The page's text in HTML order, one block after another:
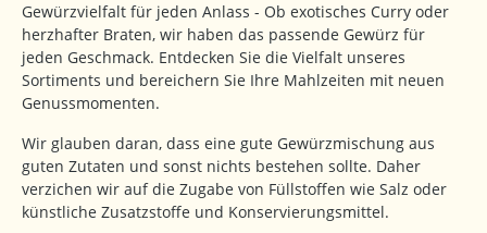
Gewürzvielfalt für jeden Anlass - Ob exotisches Curry oder
herzhafter Braten, wir haben das passende Gewürz für
jeden Geschmack. Entdecken Sie die Vielfalt unseres
Sortiments und bereichern Sie Ihre Mahlzeiten mit neuen
Genussmomenten.
Wir glauben daran, dass eine gute Gewürzmischung aus
guten Zutaten und sonst nichts bestehen sollte. Daher
verzichen wir auf die Zugabe von Füllstoffen wie Salz oder
künstliche Zusatzstoffe und Konservierungsmittel.